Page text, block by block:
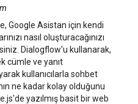
Google Asistan için kendi
nasıl oluşturacağınızı
Dialogflow'u kullanarak,
cümle ve yanıt
kullanıcılarla sohbet
ne kadar kolay olduğunu
yazılmış basit bir web